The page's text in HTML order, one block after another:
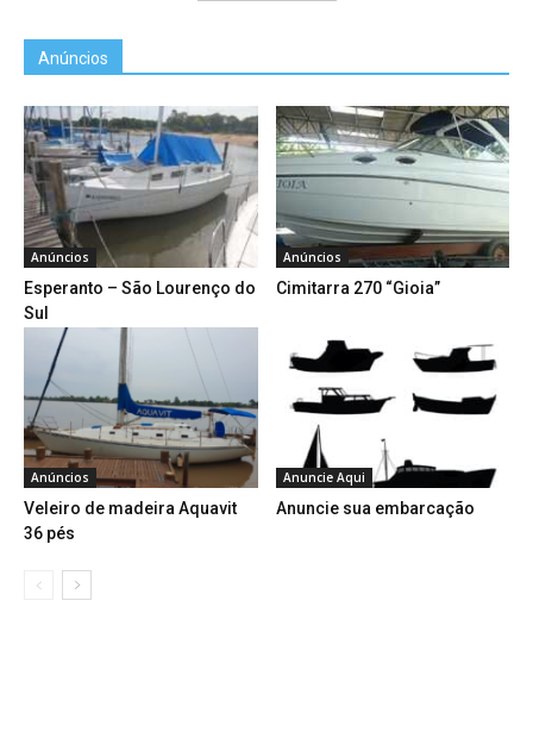
Anúncios
Anúncios
Esperanto – São Lourenço do
Sul
Anúncios
Cimitarra 270 “Gioia”
Anúncios
Veleiro de madeira Aquavit
36 pés
Anuncie Aqui
Anuncie sua embarcação